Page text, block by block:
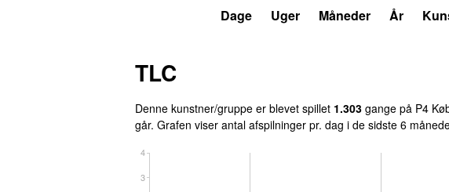
Dage Uger Måneder År
TLC
Denne kunstner/gruppe er blevet spillet 1.303 gange på P4
går. Grafen viser antal afspilninger pr. dag i de sidste 6
3
4